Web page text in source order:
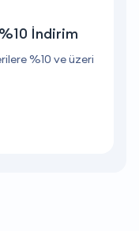
İndirim
%10 ve üzeri